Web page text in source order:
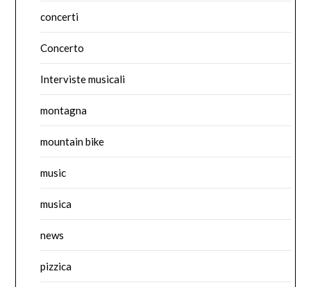
concerti
Concerto
Interviste musicali
montagna
mountain bike
music
musica
news
pizzica